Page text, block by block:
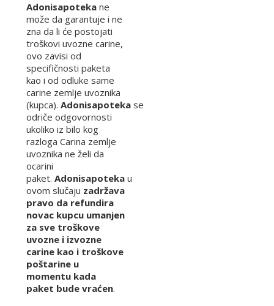
Adonisapoteka ne
može da garantuje i ne
zna da li će postojati
troškovi uvozne carine,
ovo zavisi od
specifičnosti paketa
kao i od odluke same
carine zemlje uvoznika
(kupca). Adonisapoteka se
odriče odgovornosti
ukoliko iz bilo kog
razloga Carina zemlje
uvoznika ne želi da
ocarini
paket. Adonisapoteka u
ovom slučaju zadržava
pravo da refundira
novac kupcu umanjen
za sve troškove
uvozne i izvozne
carine kao i troškove
poštarine u
momentu kada
paket bude vraćen.